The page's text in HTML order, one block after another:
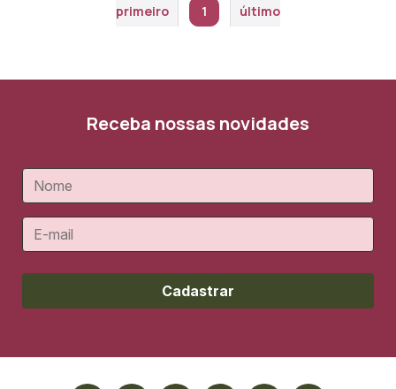
primeiro 1 último
Receba nossas novidades
Cadastrar